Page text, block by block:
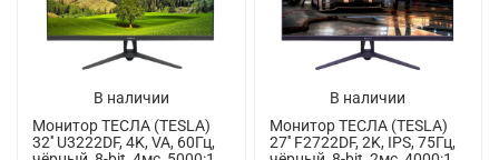
В наличии
Монитор ТЕСЛА (TESLA)
32'' U3222DF, 4K, VA, 60Гц,
В наличии
Монитор ТЕСЛА (TESLA)
27'' F2722DF, 2K, IPS, 75Гц,